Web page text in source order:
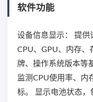
软件功能
设备信息显示： 提
CPU、GPU、内存、
牌、操作系统版本等
监测CPU使用率、内
标。 显示电池状态，